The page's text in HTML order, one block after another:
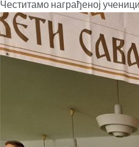
Честитамо награђеној